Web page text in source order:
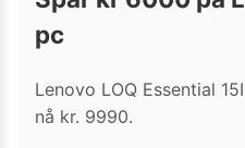
pc
Lenovo LOQ Essential
nå kr. 9990.